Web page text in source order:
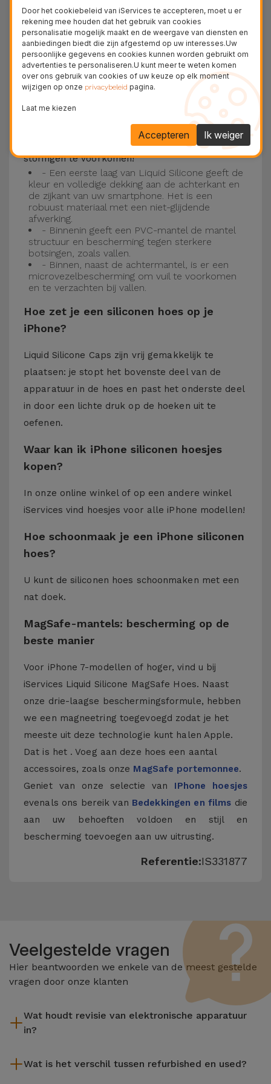
15, 14, 13, 12 onder meer en het nieuwste model
van de Apple, deiPhone 16eniPhone 17.
Drie-laagse bescherming met de
siliconen kappen
Onze iPhone siliconen hoesjes hebben een
robuuste, kwalitatieve constructie met een
drielaagse constructie om ongelukken en
storingen te voorkomen!
- Een eerste laag van Liquid Silicone geeft de
kleur en volledige dekking aan de achterkant en
de zijkant van uw smartphone. Het is een
robuust materiaal met een niet-glijdende
afwerking.
- Binnenin geeft een PVC-mantel de mantel
structuur en bescherming tegen sterkere
botsingen, zoals vallen.
- Binnen, naast de achtermantel, is er een
microvezelbescherming om vuil te voorkomen
en te verzachten bij vallen.
Hoe zet je een siliconen hoes op je
iPhone?
Liquid Silicone Caps zijn vrij gemakkelijk te
plaatsen: je stopt het bovenste deel van de
apparatuur in de hoes en past het onderste deel
in door een lichte druk op de hoeken uit te
oefenen.
Waar kan ik iPhone siliconen hoesjes
kopen?
In onze online winkel of op een andere winkel
iServices vind hoesjes voor alle iPhone modellen!
Hoe schoonmaak je een iPhone siliconen
hoes?
U kunt de siliconen hoes schoonmaken met een
nat doek.
MagSafe-mantels: bescherming op de
beste manier
Voor iPhone 7-modellen of hoger, vind u bij
iServices Liquid Silicone MagSafe Hoes. Naast
onze drie-laagse beschermingsformule, hebben
we een magneetring toegevoegd zodat je het
meeste uit deze technologie kunt halen Apple.
Dat is het . Voeg aan deze hoes een aantal
accessoires, zoals onze MagSafe portemonnee.
Geniet van onze selectie van IPhone hoesjes
evenals ons bereik van Bedekkingen en films die
aan uw behoeften voldoen en stijl en
bescherming toevoegen aan uw uitrusting.
Referentie:IS331877
Veelgestelde vragen
Hier beantwoorden we enkele van de meest gestelde
vragen door onze klanten
Wat houdt revisie van elektronische apparatuur
in?
reiniging, en niet te vergeten het repareren van elk defect
Wat is het verschil tussen refurbished en used?
Door het cookiebeleid van iServices te accepteren, moet u er
rekening mee houden dat het gebruik van cookies
personalisatie mogelijk maakt en de weergave van diensten en
aanbiedingen biedt die zijn afgestemd op uw interesses.Uw
persoonlijke gegevens en cookies kunnen worden gebruikt om
advertenties te personaliseren.U kunt meer te weten komen
over ons gebruik van cookies of uw keuze op elk moment
wijzigen op onze privacybeleid pagina.
Laat me kiezen
Ik weiger
Accepteren